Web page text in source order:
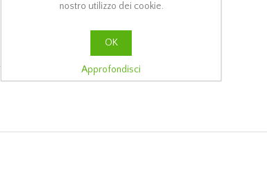
nostro utilizzo dei cookie.
OK
Approfondisci